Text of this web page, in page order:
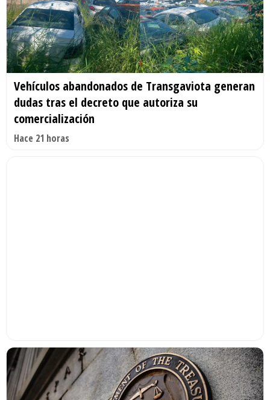
Vehículos abandonados de Transgaviota generan
dudas tras el decreto que autoriza su
comercialización
Hace 21 horas